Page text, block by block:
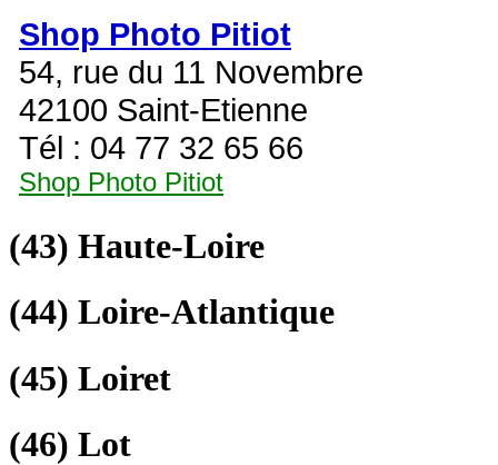
Shop Photo Pitiot
54, rue du 11 Novembre
42100 Saint-Etienne
Tél : 04 77 32 65 66
Shop Photo Pitiot
(43) Haute-Loire
(44) Loire-Atlantique
(45) Loiret
(46) Lot